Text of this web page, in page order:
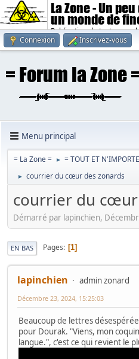
La Zone - Un
un monde de
Publication de textes
Connexion
Inscrivez-vous
Menu principal
= La Zone = ► = TOUT ET
► courrier du cœur des zonards
courrier du cœur
Démarré par lapinchien,
EN BAS Pages 1
lapinchien admin zonard
Décembre 23, 2024, 15:25:03
Beaucoup de lettres
pour Dourak. "Viens, mon
langue.", c'est ce qui revient le